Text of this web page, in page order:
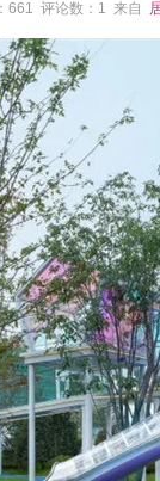
661 评论数：1 来自